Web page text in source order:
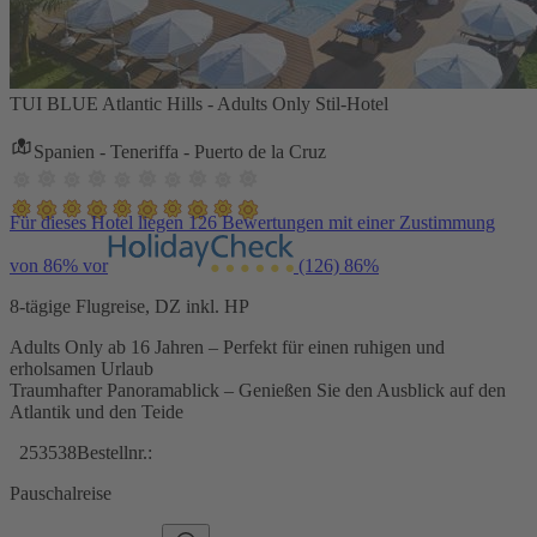
TUI BLUE Atlantic Hills - Adults Only Stil-Hotel
Spanien - Teneriffa - Puerto de la Cruz
Für dieses Hotel liegen 126 Bewertungen mit einer Zustimmung
von 86% vor (126) 86%
8-tägige Flugreise, DZ inkl. HP
Adults Only ab 16 Jahren – Perfekt für einen ruhigen und
erholsamen Urlaub
Traumhafter Panoramablick – Genießen Sie den Ausblick auf den
Atlantik und den Teide
253538Bestellnr.:
Pauschalreise